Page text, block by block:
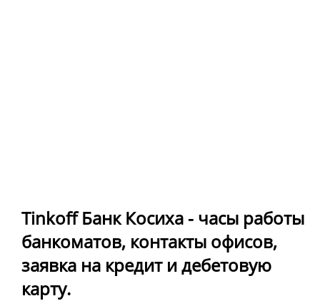
Tinkoff Банк Косиха - часы работы
банкоматов, контакты офисов,
заявка на кредит и дебетовую
карту.